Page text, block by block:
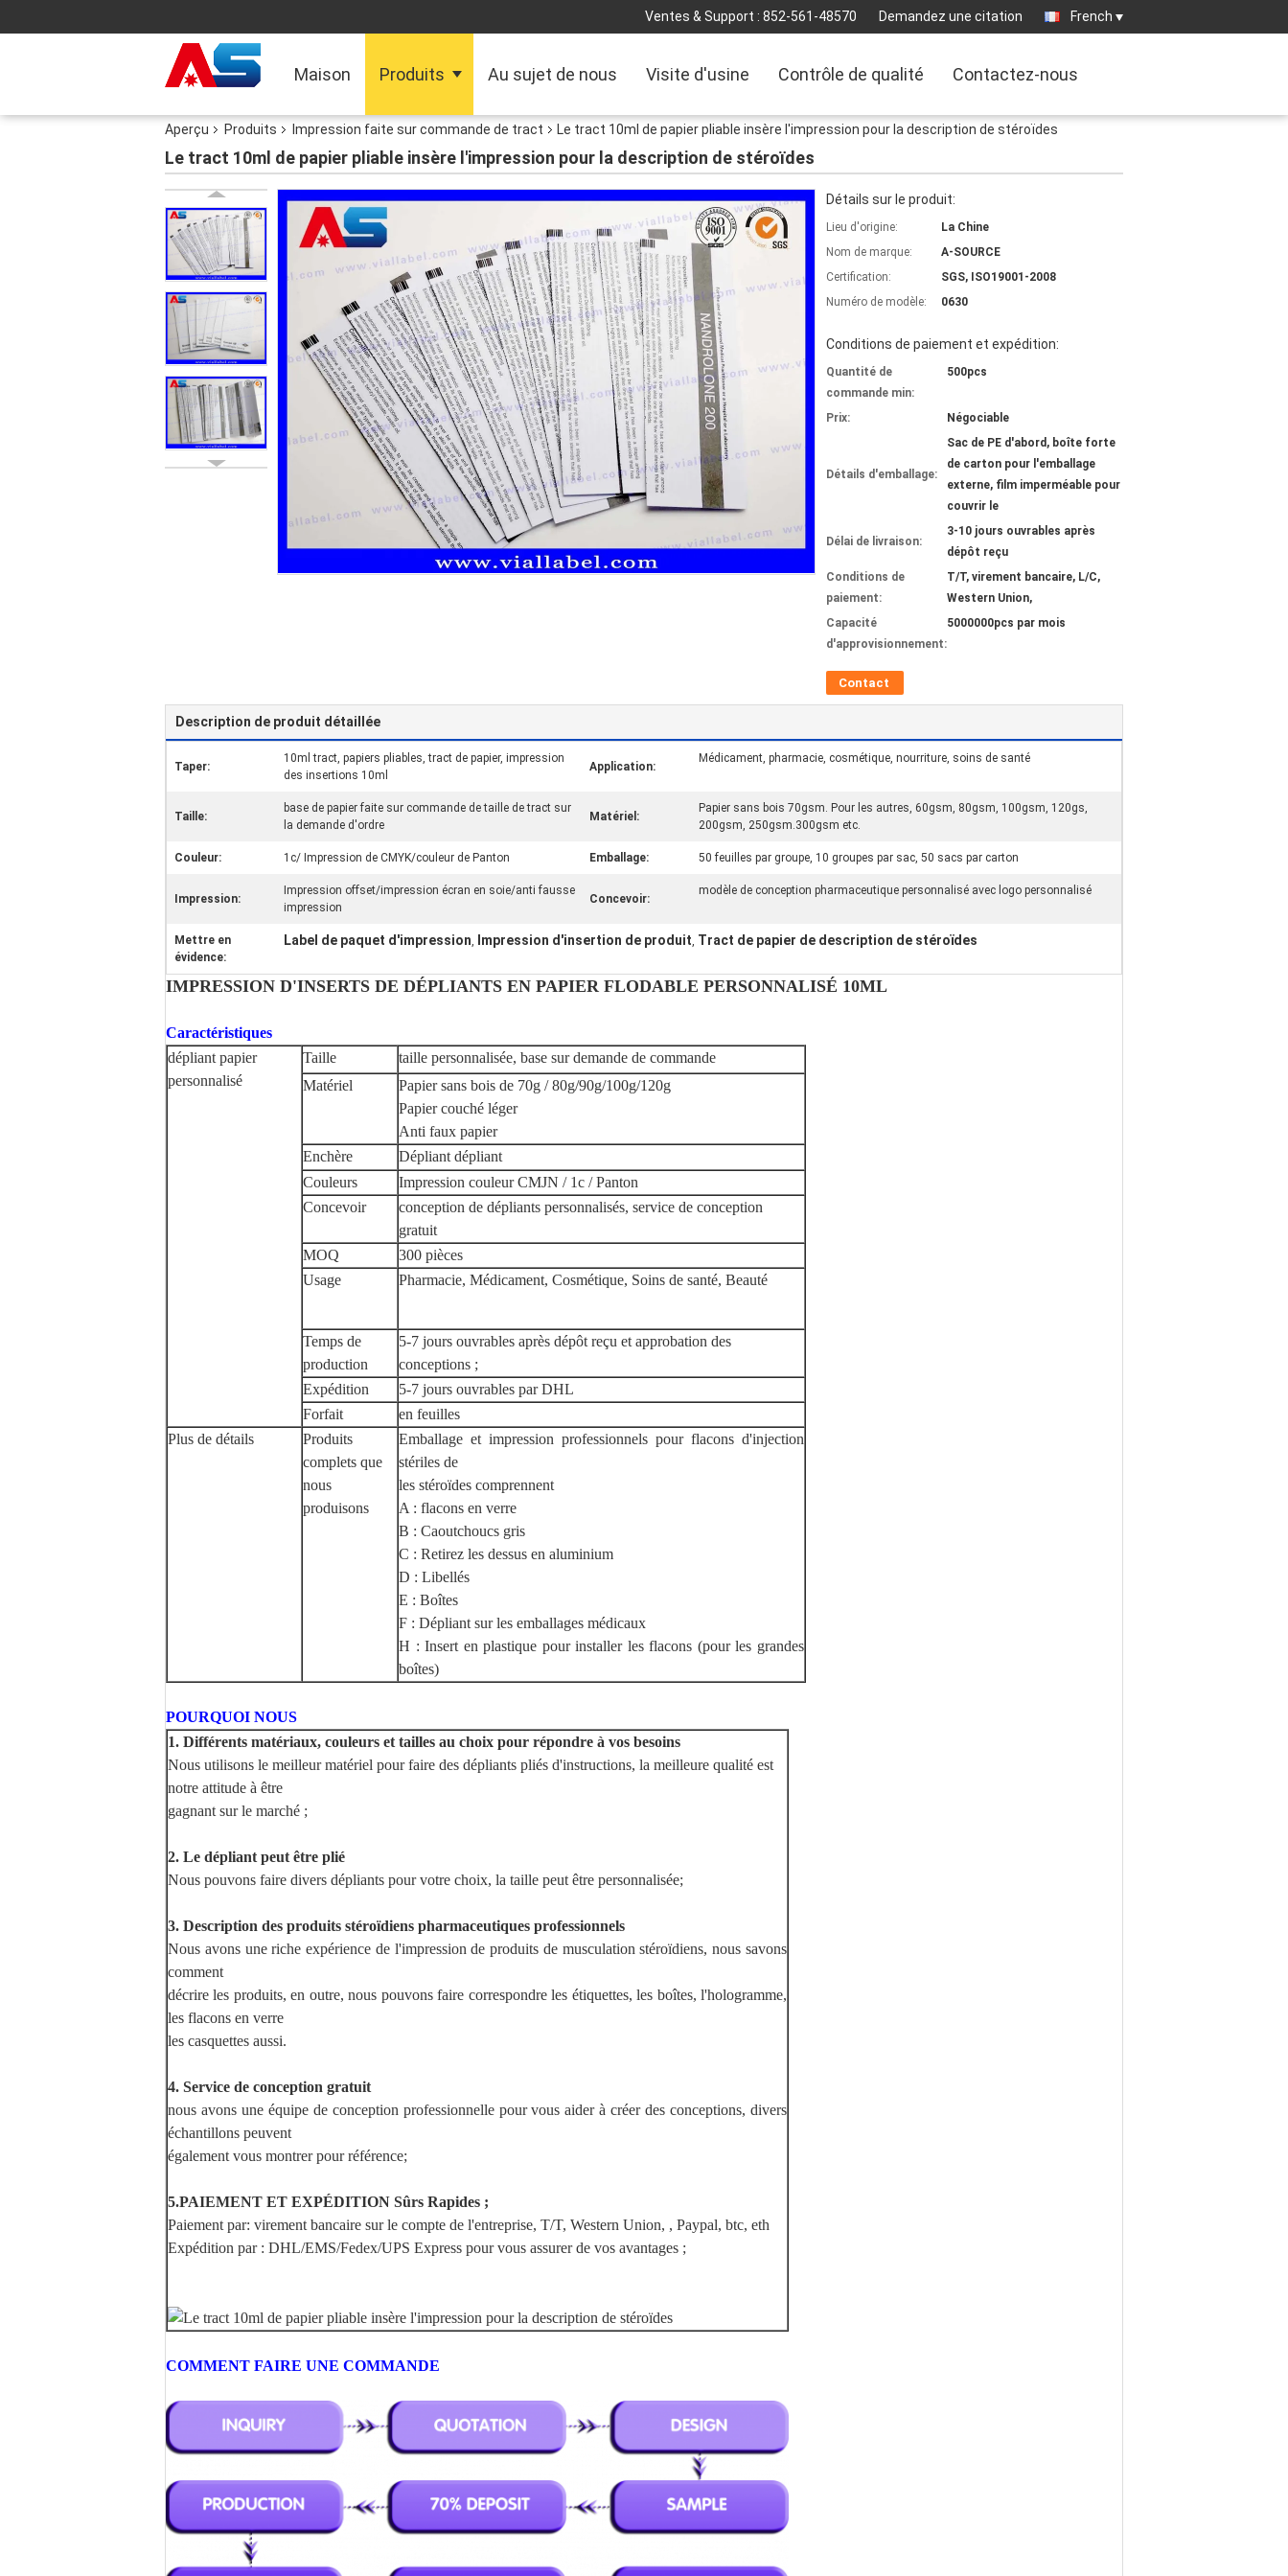
Ventes & Support : 852-561-48570 Demandez une citation French
Maison Produits Au sujet de nous Visite d'usine Contrôle de qualité Contactez-nous
Aperçu Produits Impression faite sur commande de tract Le tract 10ml de papier pliable insère l'impression pour la description de stéroïdes
Le tract 10ml de papier pliable insère l'impression pour la description de stéroïdes
Détails sur le produit:
Lieu d'origine:
La Chine
Nom de marque:
A-SOURCE
Certification:
SGS, ISO19001-2008
Numéro de modèle:
0630
Conditions de paiement et expédition:
Quantité de
commande min:
500pcs
Prix: Négociable
Détails d'emballage:
Sac de PE d'abord, boîte forte
de carton pour l'emballage
externe, film imperméable pour
couvrir le
Délai de livraison:
3-10 jours ouvrables après
dépôt reçu
Conditions de
paiement:
T/T, virement bancaire, L/C,
Western Union,
Capacité
d'approvisionnement:
5000000pcs par mois
Contact
Description de produit détaillée
Taper:
10ml tract, papiers pliables, tract de papier, impression
des insertions 10ml
Application:
Médicament, pharmacie, cosmétique, nourriture, soins de santé
Taille:
base de papier faite sur commande de taille de tract sur
la demande d'ordre
Matériel:
Papier sans bois 70gsm. Pour les autres, 60gsm, 80gsm, 100gsm, 120gs,
200gsm, 250gsm.300gsm etc.
Couleur: 1c/ Impression de CMYK/couleur de Panton Emballage: 50 feuilles par groupe, 10 groupes par sac, 50 sacs par carton
Impression:
Impression offset/impression écran en soie/anti fausse
impression
Concevoir:
modèle de conception pharmaceutique personnalisé avec logo personnalisé
Mettre en
évidence:
Label de paquet d'impression, Impression d'insertion de produit, Tract de papier de description de stéroïdes
IMPRESSION D'INSERTS DE DÉPLIANTS EN PAPIER FLODABLE PERSONNALISÉ 10ML
Caractéristiques
dépliant papier
personnalisé
Taille
taille personnalisée, base sur demande de commande
Matériel
Papier sans bois de 70g / 80g/90g/100g/120g
Papier couché léger
Anti faux papier
Enchère
Dépliant dépliant
Couleurs
Impression couleur CMJN / 1c / Panton
Concevoir
conception de dépliants personnalisés, service de conception
gratuit
MOQ
300 pièces
Usage
Pharmacie, Médicament, Cosmétique, Soins de santé, Beauté
Temps de
production
5-7 jours ouvrables après dépôt reçu et approbation des
conceptions ;
Expédition
5-7 jours ouvrables par DHL
Forfait
en feuilles
Plus de détails
Produits
complets que
nous
produisons
Emballage et impression professionnels pour flacons d'injection
stériles de
les stéroïdes comprennent
A : flacons en verre
B : Caoutchoucs gris
C : Retirez les dessus en aluminium
D : Libellés
E : Boîtes
F : Dépliant sur les emballages médicaux
H : Insert en plastique pour installer les flacons (pour les grandes
boîtes)
POURQUOI NOUS
1. Différents matériaux, couleurs et tailles au choix pour répondre à vos besoins
Nous utilisons le meilleur matériel pour faire des dépliants pliés d'instructions, la meilleure qualité est
notre attitude à être
gagnant sur le marché ;
2. Le dépliant peut être plié
Nous pouvons faire divers dépliants pour votre choix, la taille peut être personnalisée;
3. Description des produits stéroïdiens pharmaceutiques professionnels
Nous avons une riche expérience de l'impression de produits de musculation stéroïdiens, nous savons
comment
décrire les produits, en outre, nous pouvons faire correspondre les étiquettes, les boîtes, l'hologramme,
les flacons en verre
les casquettes aussi.
4. Service de conception gratuit
nous avons une équipe de conception professionnelle pour vous aider à créer des conceptions, divers
échantillons peuvent
également vous montrer pour référence;
5.PAIEMENT ET EXPÉDITION Sûrs Rapides ;
Paiement par: virement bancaire sur le compte de l'entreprise, T/T, Western Union, , Paypal, btc, eth
Expédition par : DHL/EMS/Fedex/UPS Express pour vous assurer de vos avantages ;
COMMENT FAIRE UNE COMMANDE